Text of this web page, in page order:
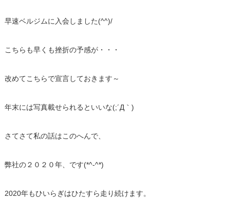
早速ベルジムに入会しました(^^)/
こちらも早くも挫折の予感が・・・
改めてこちらで宣言しておきます～
年末には写真載せられるといいな(;´Д｀)
さてさて私の話はこのへんで、
弊社の２０２０年、です(*^-^*)
2020年もひいらぎはひたすら走り続けます。